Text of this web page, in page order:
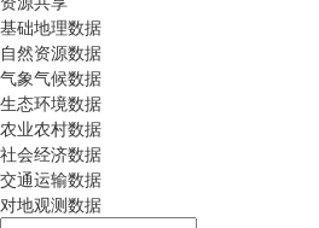
基础地理数据
自然资源数据
气象气候数据
生态环境数据
农业农村数据
社会经济数据
交通运输数据
对地观测数据